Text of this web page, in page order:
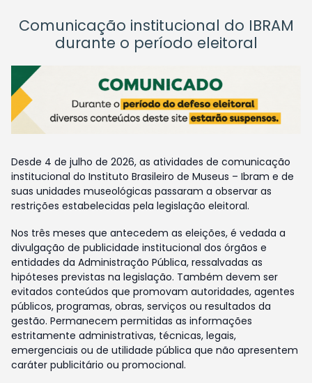
Comunicação institucional do IBRAM
durante o período eleitoral
Desde 4 de julho de 2026, as atividades de comunicação
institucional do Instituto Brasileiro de Museus – Ibram e de
suas unidades museológicas passaram a observar as
restrições estabelecidas pela legislação eleitoral.
Nos três meses que antecedem as eleições, é vedada a
divulgação de publicidade institucional dos órgãos e
entidades da Administração Pública, ressalvadas as
hipóteses previstas na legislação. Também devem ser
evitados conteúdos que promovam autoridades, agentes
públicos, programas, obras, serviços ou resultados da
gestão. Permanecem permitidas as informações
estritamente administrativas, técnicas, legais,
emergenciais ou de utilidade pública que não apresentem
caráter publicitário ou promocional.